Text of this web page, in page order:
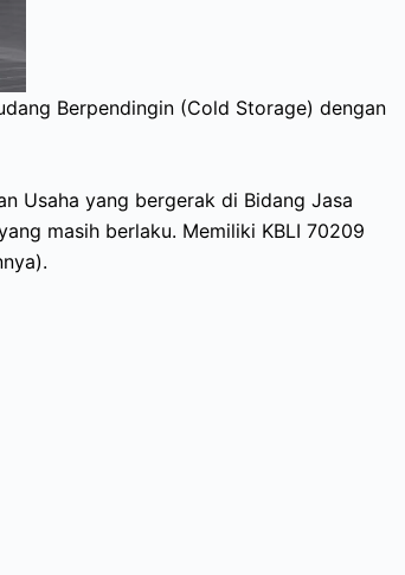
Berpendingin (Cold Storage) dengan
Usaha yang bergerak di Bidang Jasa
masih berlaku. Memiliki KBLI 70209